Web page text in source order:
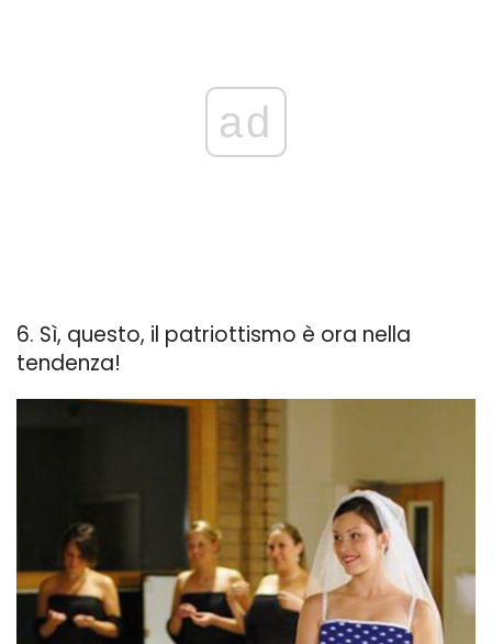
ad
6. Sì, questo, il patriottismo è ora nella
tendenza!